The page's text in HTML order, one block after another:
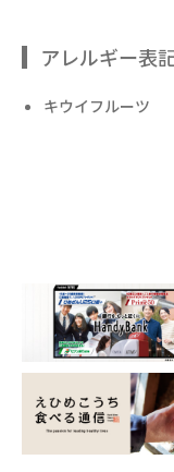
アレルギー表
キウイフルーツ